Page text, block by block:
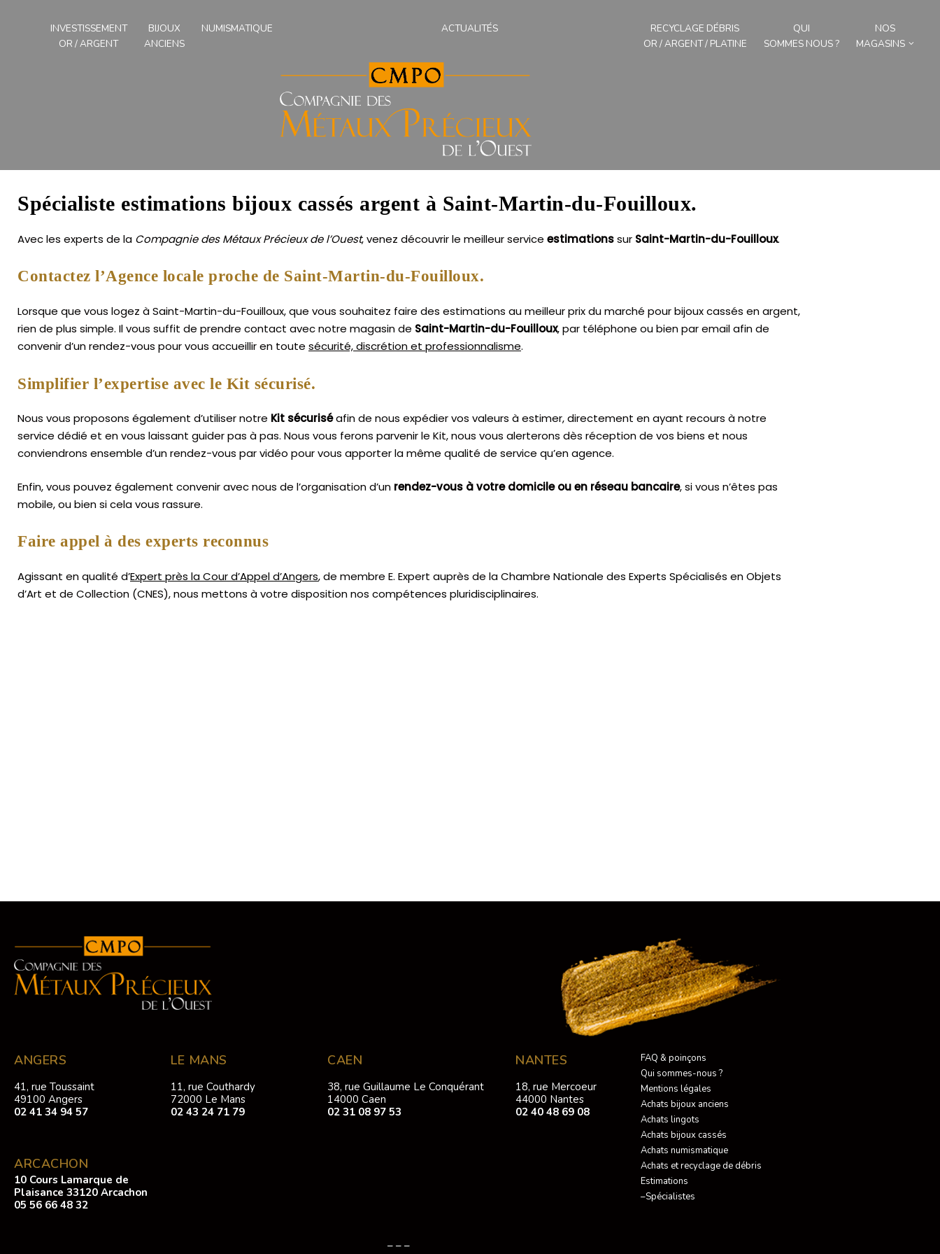
INVESTISSEMENT
OR / ARGENT
BIJOUX
ANCIENS
NUMISMATIQUE ACTUALITÉS
RECYCLAGE DÉBRIS
OR / ARGENT / PLATINE
QUI
SOMMES NOUS ?
NOS
MAGASINS
Spécialiste estimations bijoux cassés argent à Saint-Martin-du-Fouilloux.
Avec les experts de la Compagnie des Métaux Précieux de l’Ouest, venez découvrir le meilleur service estimationssur Saint-Martin-du-Fouilloux.
Contactez l’Agence locale proche de Saint-Martin-du-Fouilloux.
Lorsque que vous logez à Saint-Martin-du-Fouilloux, que vous souhaitez faire des estimations au meilleur prix du marché pour bijoux cassés en argent,
rien de plus simple. Il vous suffit de prendre contact avec notre magasin de Saint-Martin-du-Fouilloux, par téléphone ou bien par email afin de
convenir d’un rendez-vous pour vous accueillir en toute sécurité, discrétion et professionnalisme.
Simplifier l’expertise avec le Kit sécurisé.
Nous vous proposons également d’utiliser notre Kit sécuriséafin de nous expédier vos valeurs à estimer, directement en ayant recours à notre
service dédié et en vous laissant guider pas à pas. Nous vous ferons parvenir le Kit, nous vous alerterons dès réception de vos biens et nous
conviendrons ensemble d’un rendez-vous par vidéo pour vous apporter la même qualité de service qu’en agence.
Enfin, vous pouvez également convenir avec nous de l’organisation d’un rendez-vous à votre domicile ou en réseau bancaire, si vous n’êtes pas
mobile, ou bien si cela vous rassure.
Faire appel à des experts reconnus
Agissant en qualité d’Expert près la Cour d’Appel d’Angers, de membre E. Expert auprès de laChambre Nationale des Experts Spécialisés en Objets
d’Art et de Collection (CNES),nous mettons à votre disposition nos compétences pluridisciplinaires.
ANGERS
41, rue Toussaint
49100 Angers
02 41 34 94 57
ARCACHON
10 Cours Lamarque de
Plaisance 33120 Arcachon
05 56 66 48 32
LE MANS
11, rue Couthardy
72000 Le Mans
02 43 24 71 79
CAEN
38, rue Guillaume Le Conquérant
14000 Caen
02 31 08 97 53
NANTES
18, rue Mercoeur
44000 Nantes
02 40 48 69 08
FAQ & poinçons
Qui sommes-nous ?
Mentions légales
Achats bijoux anciens
Achats lingots
Achats bijoux cassés
Achats numismatique
Achats et recyclage de débris
Estimations
–Spécialistes
– – –